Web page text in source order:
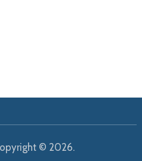
© 2026.